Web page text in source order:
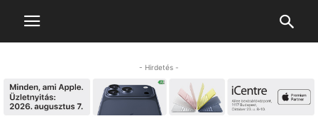
- Hirdetés -